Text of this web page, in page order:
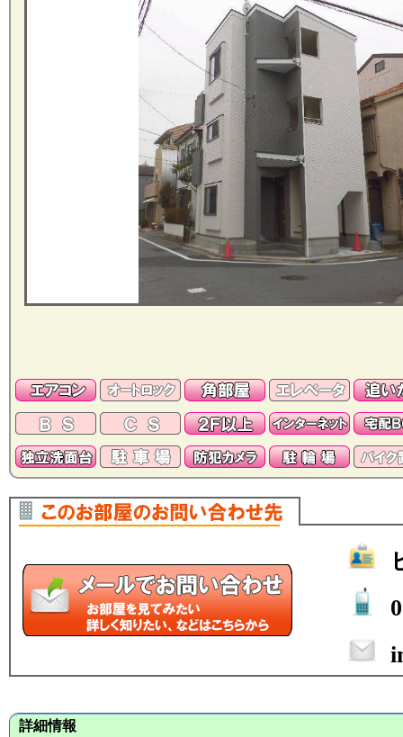
詳細情報